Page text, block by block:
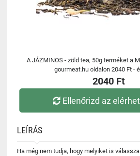
A JÁZMINOS - zöld tea, 50g terméket a
gourmeat.hu oldalon 2040 Ft -
2040 Ft
Ellenőrizd az
LEÍRÁS
Ha még nem tudja, hogy melyiket is